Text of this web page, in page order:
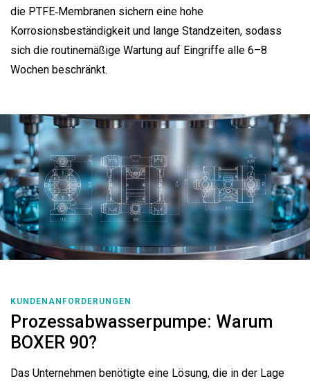
die PTFE‑Membranen sichern eine hohe
Korrosionsbeständigkeit und lange Standzeiten, sodass
sich die routinemäßige Wartung auf Eingriffe alle 6–8
Wochen beschränkt.
KUNDENANFORDERUNGEN
Prozessabwasserpumpe: Warum
BOXER 90?
Das Unternehmen benötigte eine Lösung, die in der Lage